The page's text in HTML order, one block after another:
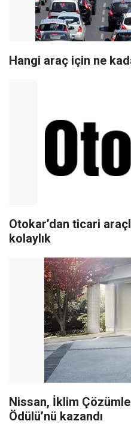
Hangi araç için ne
Otokar’dan ticari
kolaylık
Nissan, İklim
Ödülü’nü kazandı